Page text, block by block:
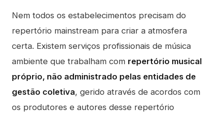
Nem todos os estabelecimentos precisam do
repertório mainstream para criar a atmosfera
certa. Existem serviços profissionais de música
ambiente que trabalham com repertório musical
próprio, não administrado pelas entidades de
gestão coletiva, gerido através de acordos com
os produtores e autores desse repertório